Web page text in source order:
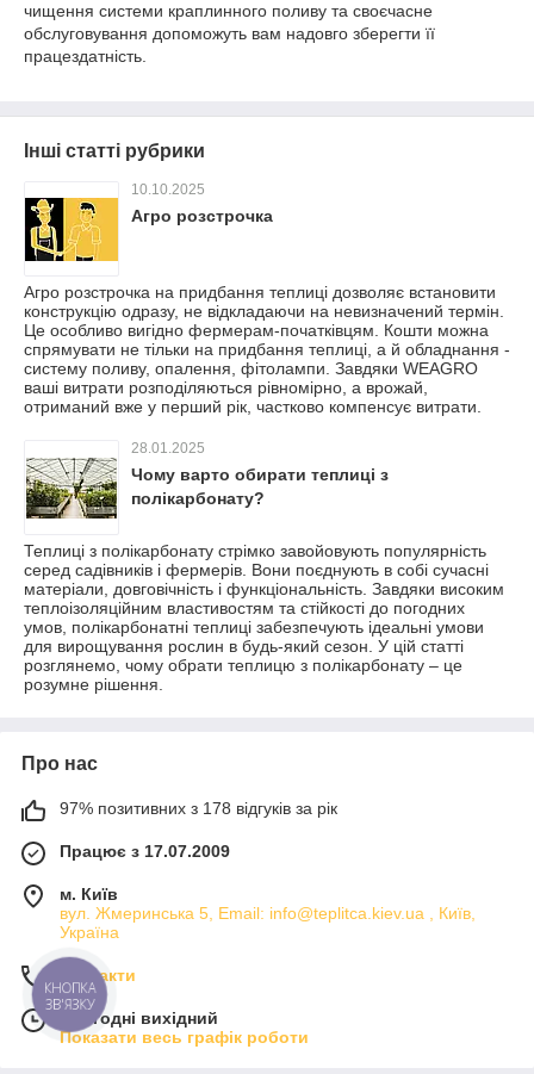
чищення системи краплинного поливу та своєчасне
обслуговування допоможуть вам надовго зберегти її
працездатність.
Інші статті рубрики
10.10.2025
Агро розстрочка
Агро розстрочка на придбання теплиці дозволяє встановити
конструкцію одразу, не відкладаючи на невизначений термін.
Це особливо вигідно фермерам-початківцям. Кошти можна
спрямувати не тільки на придбання теплиці, а й обладнання -
систему поливу, опалення, фітолампи. Завдяки WEAGRO
ваші витрати розподіляються рівномірно, а врожай,
отриманий вже у перший рік, частково компенсує витрати.
28.01.2025
Чому варто обирати теплиці з
полікарбонату?
Теплиці з полікарбонату стрімко завойовують популярність
серед садівників і фермерів. Вони поєднують в собі сучасні
матеріали, довговічність і функціональність. Завдяки високим
теплоізоляційним властивостям та стійкості до погодних
умов, полікарбонатні теплиці забезпечують ідеальні умови
для вирощування рослин в будь-який сезон. У цій статті
розглянемо, чому обрати теплицю з полікарбонату – це
розумне рішення.
Про нас
97% позитивних з 178 відгуків за рік
Працює з 17.07.2009
м. Київ
вул. Жмеринська 5, Email: info@teplitca.kiev.ua , Київ,
Україна
Контакти
Сьогодні вихідний
Показати весь графік роботи
КНОПКА
ЗВ'ЯЗКУ